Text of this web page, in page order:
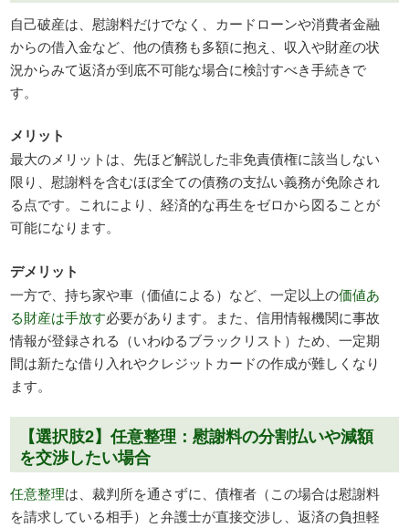
自己破産は、慰謝料だけでなく、カードローンや消費者金融
からの借入金など、他の債務も多額に抱え、収入や財産の状
況からみて返済が到底不可能な場合に検討すべき手続きで
す。
メリット
最大のメリットは、先ほど解説した非免責債権に該当しない
限り、慰謝料を含むほぼ全ての債務の支払い義務が免除され
る点です。これにより、経済的な再生をゼロから図ることが
可能になります。
デメリット
一方で、持ち家や車（価値による）など、一定以上の価値あ
る財産は手放す必要があります。また、信用情報機関に事故
情報が登録される（いわゆるブラックリスト）ため、一定期
間は新たな借り入れやクレジットカードの作成が難しくなり
ます。
【選択肢2】任意整理：慰謝料の分割払いや減額
を交渉したい場合
任意整理は、裁判所を通さずに、債権者（この場合は慰謝料
を請求している相手）と弁護士が直接交渉し、返済の負担軽